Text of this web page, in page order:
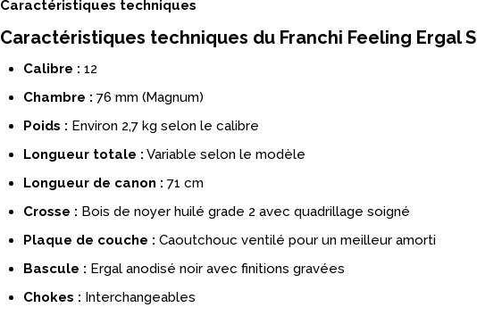
Caractéristiques techniques
Caractéristiques techniques du Franchi Feeling Ergal
Calibre : 12
Chambre : 76 mm (Magnum)
Poids : Environ 2,7 kg selon le calibre
Longueur totale : Variable selon le modèle
Longueur de canon : 71 cm
Crosse : Bois de noyer huilé grade 2 avec quadrillage soigné
Plaque de couche : Caoutchouc ventilé pour un meilleur amorti
Bascule : Ergal anodisé noir avec finitions gravées
Chokes : Interchangeables